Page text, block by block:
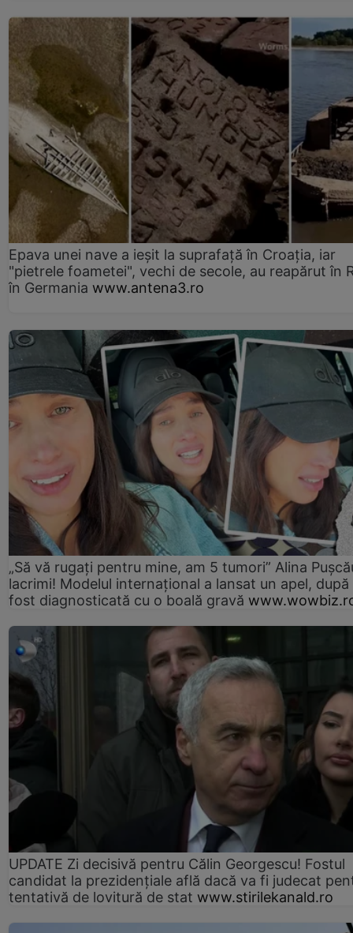
Epava unei nave a ieșit la suprafață în Croația, iar
"pietrele foametei", vechi de secole, au reapărut în
în Germania www.antena3.ro
„Să vă rugați pentru mine, am 5 tumori” Alina
lacrimi! Modelul internațional a lansat un apel, după
fost diagnosticată cu o boală gravă
UPDATE Zi decisivă pentru Călin Georgescu! Fostul
candidat la prezidențiale află dacă va fi judecat
tentativă de lovitură de stat www.stirilekanald.ro